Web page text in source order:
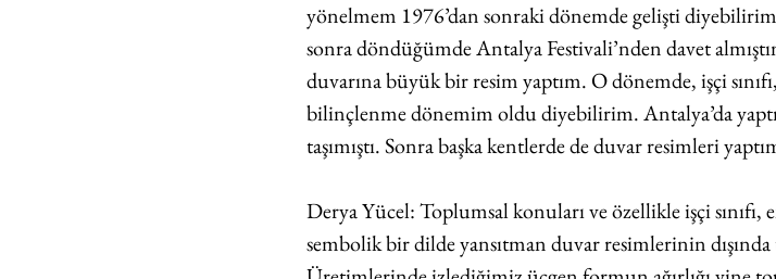
yönelmem 1976’dan sonraki dönemde gelişti
sonra döndüğümde Antalya Festivali’nden davet
duvarına büyük bir resim yaptım. O dönemde, işçi
bilinçlenme dönemim oldu diyebilirim. Antalya’da
taşımıştı. Sonra başka kentlerde de duvar resimleri
Derya Yücel: Toplumsal konuları ve özellikle işçi
sembolik bir dilde yansıtman duvar resimlerinin dışında